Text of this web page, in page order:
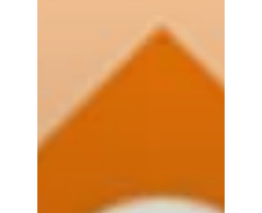
Cultuuragenda
Voor
Cultuur op school